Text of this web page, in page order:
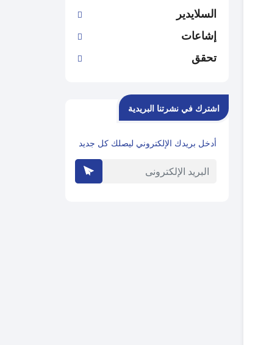
السلايدير
إشاعات
تحقق
اشترك في نشرتنا البريدية
أدخل بريدك الإلكتروني ليصلك كل جديد